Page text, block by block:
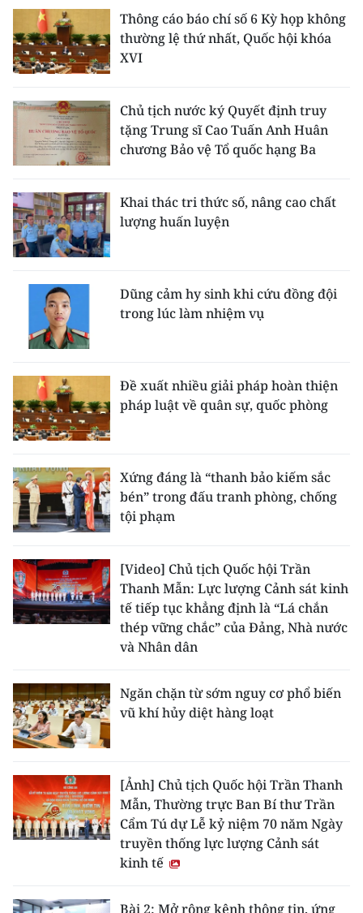
Thông cáo báo chí số 6 Kỳ họp không
thường lệ thứ nhất, Quốc hội khóa
XVI
Chủ tịch nước ký Quyết định truy
tặng Trung sĩ Cao Tuấn Anh Huân
chương Bảo vệ Tổ quốc hạng Ba
Khai thác tri thức số, nâng cao chất
lượng huấn luyện
Dũng cảm hy sinh khi cứu đồng đội
trong lúc làm nhiệm vụ
Đề xuất nhiều giải pháp hoàn thiện
pháp luật về quân sự, quốc phòng
Xứng đáng là “thanh bảo kiếm sắc
bén” trong đấu tranh phòng, chống
tội phạm
[Video] Chủ tịch Quốc hội Trần
Thanh Mẫn: Lực lượng Cảnh sát kinh
tế tiếp tục khẳng định là “Lá chắn
thép vững chắc” của Đảng, Nhà nước
và Nhân dân
Ngăn chặn từ sớm nguy cơ phổ biến
vũ khí hủy diệt hàng loạt
[Ảnh] Chủ tịch Quốc hội Trần Thanh
Mẫn, Thường trực Ban Bí thư Trần
Cẩm Tú dự Lễ kỷ niệm 70 năm Ngày
truyền thống lực lượng Cảnh sát
kinh tế
Bài 2: Mở rộng kênh thông tin, ứng